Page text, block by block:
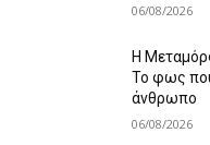
06/08/2026
Η
Το φως
άνθρωπο
06/08/2026